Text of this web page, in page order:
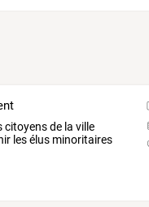
citoyensdela ville
lesélusminoritaires